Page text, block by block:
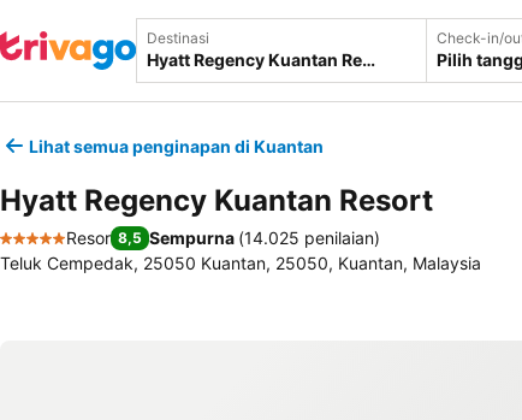
Destinasi Check-in/
Pilih
Lihat semua penginapan di Kuantan
Hyatt Regency Kuantan Resort
5 Bintang
Resor 8,5 Sempurna (14.025 penilaian)
Teluk Cempedak, 25050 Kuantan, 25050, Kuantan, Malaysia